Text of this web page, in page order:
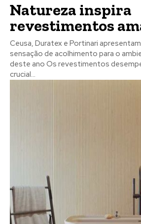
Natureza inspira
revestimentos
Ceusa, Duratex e Portinari
sensação de acolhimento para o
deste ano Os revestimentos desempenham um papel
crucial...